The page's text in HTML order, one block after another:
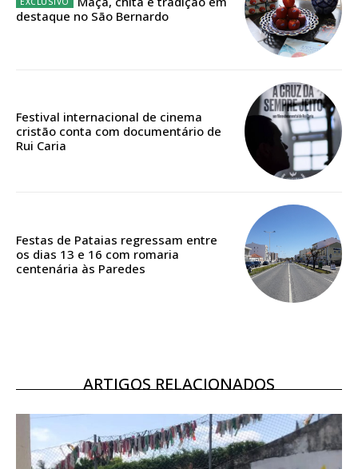
Edição em papel entregue à Quinta-feira em sua
Acesso aos conteúdos Exclusivos para
assinantes
12 meses
Acesso ao conteúdo online
Acesso aos conteúdos Exclusivos para
destaque no São Bernardo
Festival internacional de cinema
cristão conta com documentário de
Rui Caria
Festas de Pataias regressam entre
os dias 13 e 16 com romaria
centenária às Paredes
ARTIGOS RELACIONADOS